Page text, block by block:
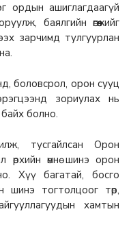
ордын ашиглагдаагүй
баялгийн өгөөжийг
зарчимд тулгуурлан
боловсрол, орон сууц
зориулах нь
болно.
тусгайлсан Орон
өмнө шинэ орон
Хүү багатай, босго
шинэ тогтолцоог төр,
хамтын